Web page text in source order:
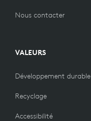
Nous contacter
VALEURS
Développement durable
Recyclage
Accessibilité